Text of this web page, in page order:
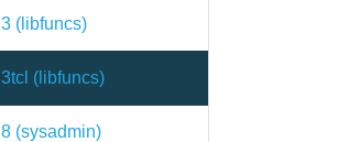
3 ( libfuncs)
3tcl ( libfuncs)
8 (sysadmin)